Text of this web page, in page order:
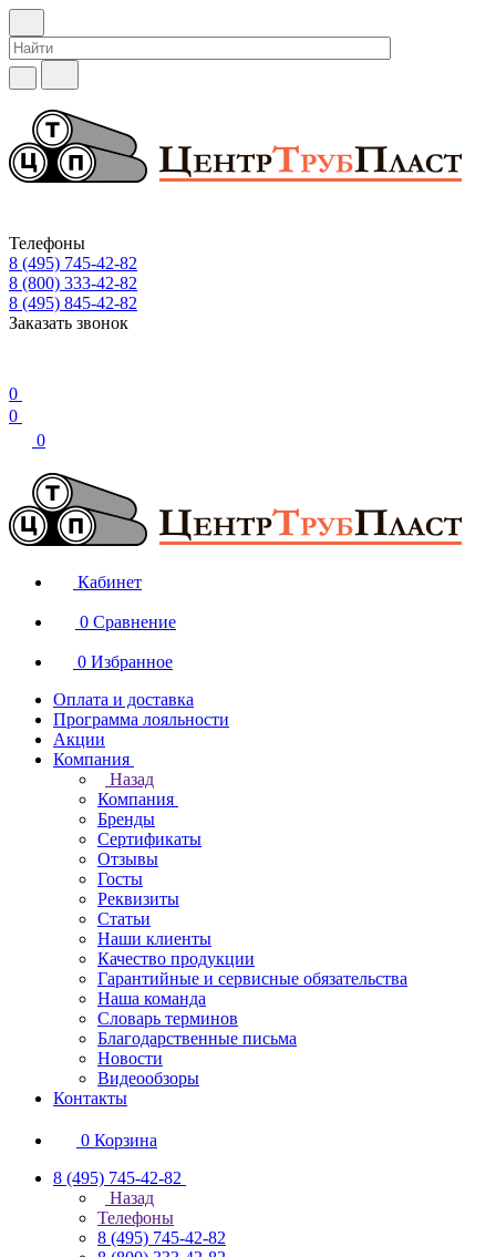
Телефоны
8 (495) 745-42-82
8 (800) 333-42-82
8 (495) 845-42-82
Заказать звонок
0
0
0
Кабинет
0 Сравнение
0 Избранное
Оплата и доставка
Программа лояльности
Акции
Компания
Назад
Компания
Бренды
Сертификаты
Отзывы
Госты
Реквизиты
Статьи
Наши клиенты
Качество продукции
Гарантийные и сервисные обязательства
Наша команда
Словарь терминов
Благодарственные письма
Новости
Видеообзоры
Контакты
0 Корзина
8 (495) 745-42-82
Назад
Телефоны
8 (495) 745-42-82